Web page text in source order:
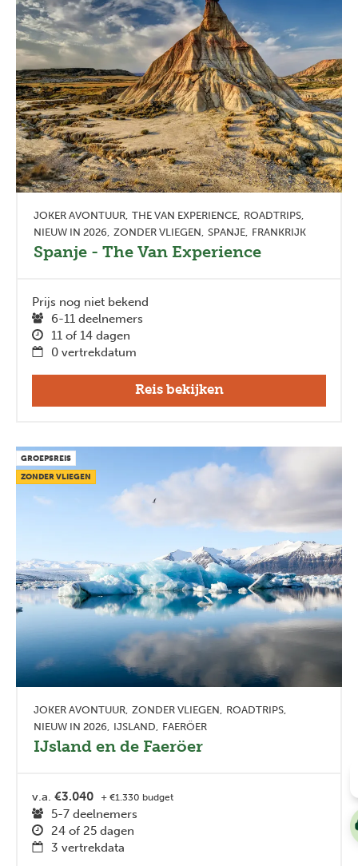
JOKER AVONTUUR THE VAN EXPERIENCE ROADTRIPS
NIEUW IN 2026 ZONDER VLIEGEN SPANJE FRANKRIJK
Spanje - The Van Experience
Prijs nog niet bekend
6-11 deelnemers
11 of 14 dagen
0 vertrekdatum
Reis bekijken
GROEPSREIS
ZONDER VLIEGEN
JOKER AVONTUUR ZONDER VLIEGEN
ROADTRIPS
NIEUW IN 2026
IJSLAND FAERÖER
IJsland en de Faeröer
v.a. €3.040 + €1.330 budget
5-7 deelnemers
24 of 25 dagen
3 vertrekdata